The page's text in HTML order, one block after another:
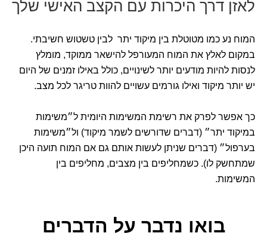
לאזן דרך היכרות עם הקצב האישי שלך
המוח נע כמו מטוטלת בין מיקוד יתר לבין טשטוש חשיבתי.
במקום לאלץ את המוח המעורפל להישאר ממוקד, מומלץ
לנסות להיות מודעים יותר לשינויים, כולל באילו זמנים של היום
יש יותר מיקוד ואילו גורמים עשויים להוות טריגר לכל מצב.
כך אפשר לפרק את רשימת המשימות היומית ל״משימות
במיקוד יתר״ (דברים שדורשים לשמר מיקוד) ול״משימות
בערפול״ (דברים שניתן לעשות אותם גם אם המוח תועה היכן
שמתחשק לו). כשמחליפים בין מצבים, מחליפים בין
המשימות.
בואו נדבר על הדברים